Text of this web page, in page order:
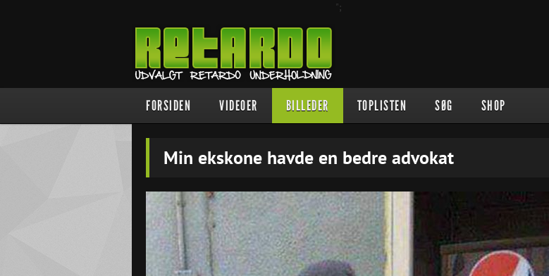
";
FORSIDEN VIDEOER BILLEDER TOPLISTEN SØG SHOP
Min ekskone havde en bedre advokat